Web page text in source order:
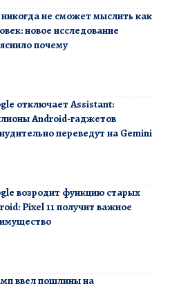
не сможет мыслить как
новое исследование
почему
отключает Assistant:
Android-гаджетов
переведут на Gemini
возродит функцию старых
Pixel 11 получит важное
ввел пошлины на